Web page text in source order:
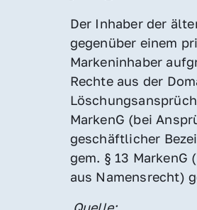
Der Inhaber der
gegenüber einem
Markeninhaber
Rechte aus der
MarkenG (bei
geschäftlicher
gem. § 13 MarkenG
aus Namensrecht)